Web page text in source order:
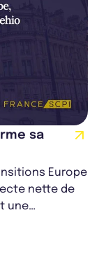
sa
Europe
nette de
une